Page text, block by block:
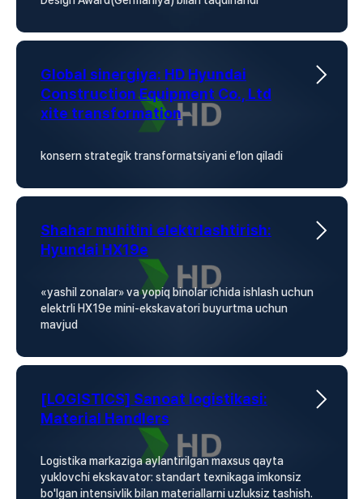
Global sinergiya: HD Hyundai
Construction Equipment Co., Ltd
xite transformation
konsern strategik transformatsiyani e’lon qiladi
Shahar muhitini elektrlashtirish:
Hyundai HX19e
«yashil zonalar» va yopiq binolar ichida ishlash uchun
elektrli HX19e mini-ekskavatori buyurtma uchun
mavjud
[LOGISTICS] Sanoat logistikasi:
Material Handlers
Logistika markaziga aylantirilgan maxsus qayta
yuklovchi ekskavator: standart texnikaga imkonsiz
bo'lgan intensivlik bilan materiallarni uzluksiz tashish.